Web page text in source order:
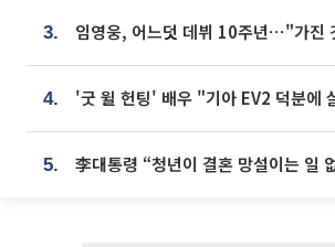
3.
4.
5.